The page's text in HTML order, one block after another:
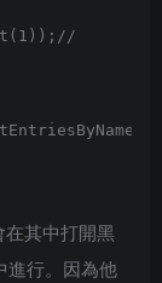
在其中打開黑
進行。因為他